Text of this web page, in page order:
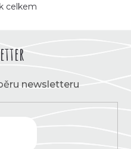
celkem
newsletteru